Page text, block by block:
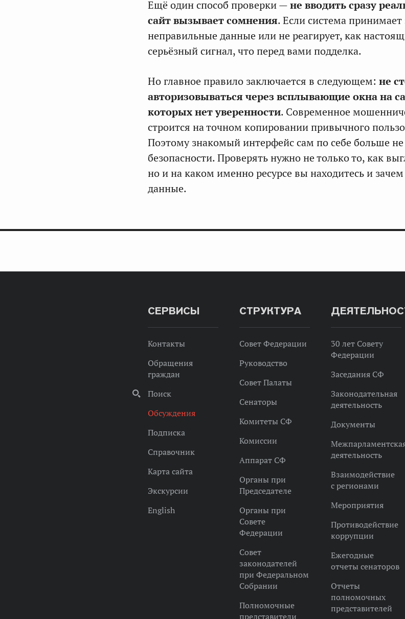
Ещё один способ проверки —не вводить сразу
сайт вызывает сомнения. Если система
неправильные данные или не реагирует, как
серьёзный сигнал, что перед вами подделка.
Но главное правило заключается в следующем: не
авторизовываться через всплывающие окна на
которых нет уверенности. Современное
строится на точном копировании привычного
Поэтому знакомый интерфейс сам по себе больше не
безопасности. Проверять нужно не только то, как
но и на каком именно ресурсе вы находитесь и
данные.
СЕРВИСЫ
Контакты
Обращения
граждан
Поиск
Обсуждения
Подписка
Справочник
Карта сайта
Экскурсии
English
СТРУКТУРА
Совет Федерации
Руководство
Совет Палаты
Сенаторы
Комитеты СФ
Комиссии
Аппарат СФ
Органы при
Председателе
Органы при
Совете
Федерации
Совет
законодателей
при Федеральном
Собрании
Полномочные
представители
30 лет Совету
Федерации
Заседания СФ
Законодательная
деятельность
Документы
деятельность
Взаимодействие
с регионами
Мероприятия
Противодействие
коррупции
Ежегодные
отчеты сенаторов
Отчеты
полномочных
представителей